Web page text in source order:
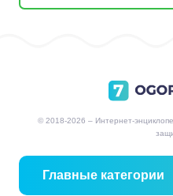
© 2018-2026 – Интернет-
Главные категории